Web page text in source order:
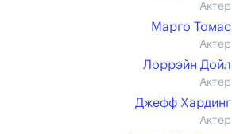
Актер
Марго Томас
Актер
Лоррэйн Дойл
Актер
Джефф Хардинг
Актер